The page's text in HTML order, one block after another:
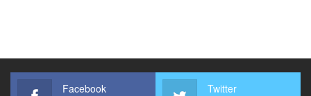
Facebook Twitter